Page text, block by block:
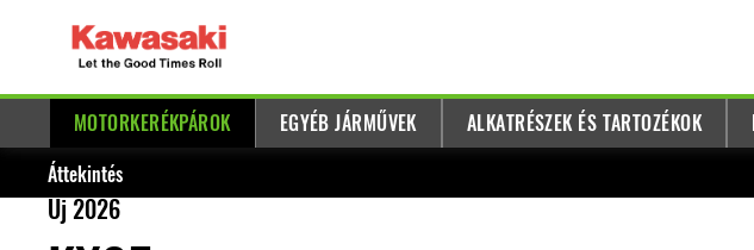
MOTORKERÉKPÁROK EGYÉB JÁRMŰVEK ALKATRÉSZEK ÉS TARTOZÉKOK
Áttekintés
Új 2026